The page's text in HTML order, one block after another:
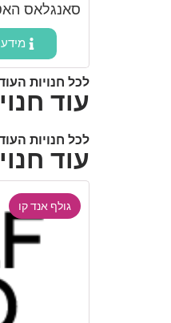
סאנגלאס
לכל חנויות
עוד
לכל חנויות
עוד
גולף אנד קו